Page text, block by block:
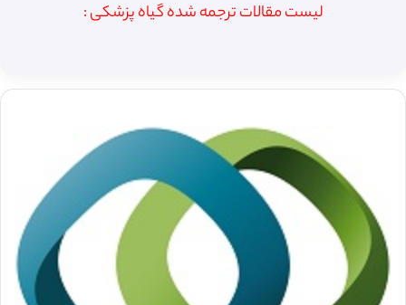
لیست مقالات ترجمه شده گیاه پزشکی :